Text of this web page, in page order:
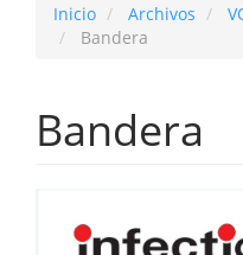
Inicio Archivos
Bandera
Bandera